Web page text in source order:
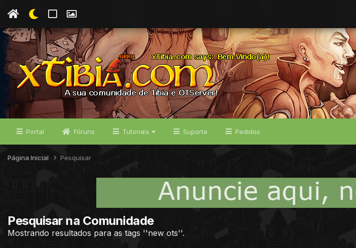
Portal Fóruns Tutoriais Suporte Pedidos
Página Inicial Pesquisar
Pesquisar na Comunidade
Mostrando resultados para as tags ''new ots''.